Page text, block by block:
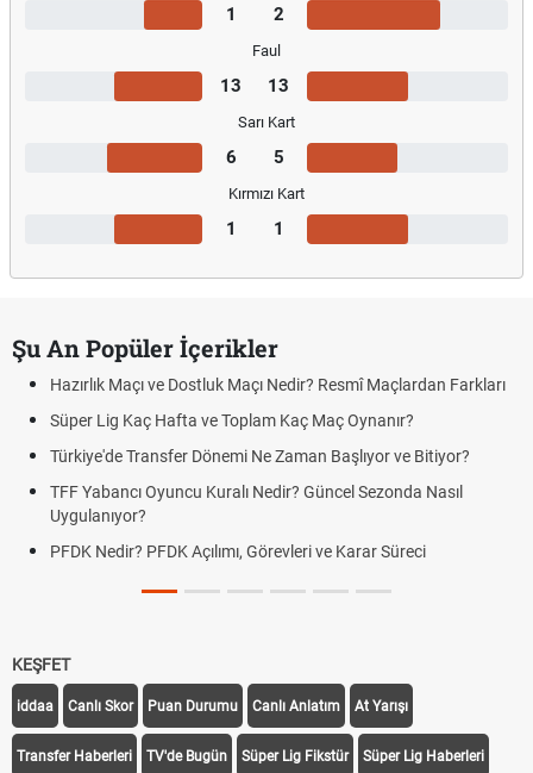
1 2
Faul
13 13
Sarı Kart
6 5
Kırmızı Kart
1 1
Şu An Popüler İçerikler
Hazırlık Maçı ve Dostluk Maçı Nedir? Resmî Maçlardan Farkları
Süper Lig Kaç Hafta ve Toplam Kaç Maç Oynanır?
Türkiye'de Transfer Dönemi Ne Zaman Başlıyor ve Bitiyor?
TFF Yabancı Oyuncu Kuralı Nedir? Güncel Sezonda Nasıl
Uygulanıyor?
PFDK Nedir? PFDK Açılımı, Görevleri ve Karar Süreci
KEŞFET
iddaa Canlı Skor Puan Durumu Canlı Anlatım At Yarışı
Transfer Haberleri TV'de Bugün Süper Lig Fikstür Süper Lig Haberleri